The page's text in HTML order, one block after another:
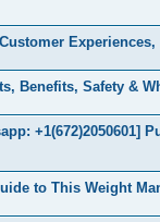
Benefits, Safety &
+1(672)2050601]
to This Weight